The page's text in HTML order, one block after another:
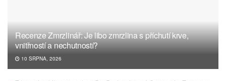
Recenze Zmrzlinář: Je libo zmrzlina s příchutí krve,
vnitřností a nechutností?
10 SRPNA, 2026